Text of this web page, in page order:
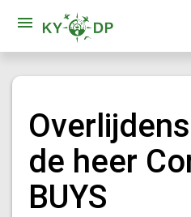
de heer
BUYS